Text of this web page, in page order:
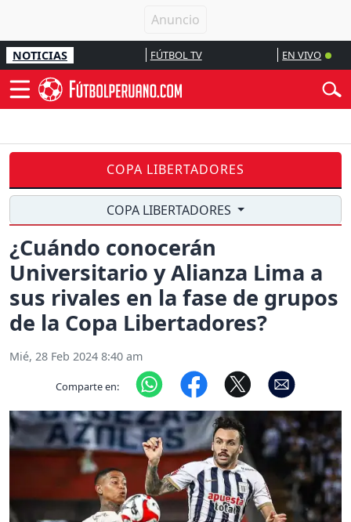
NOTICIAS FÚTBOL TV EN VIVO
COPA LIBERTADORES
COPA LIBERTADORES
¿Cuándo conocerán
Universitario y Alianza Lima a
sus rivales en la fase de grupos
de la Copa Libertadores?
Mié, 28 Feb 2024 8:40 am
Comparte en: